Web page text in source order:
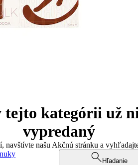
tejto kategórii už
vypredaný
navštívte našu Akčnú stránku a
Hľadanie